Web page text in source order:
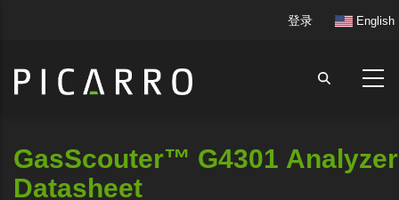
User
登录 English
GasScouter™ G4301 Analyzer
Datasheet